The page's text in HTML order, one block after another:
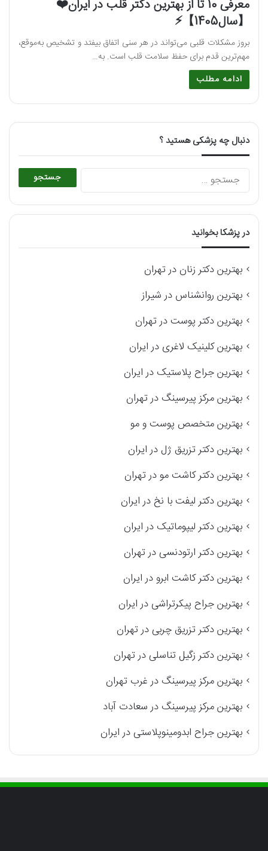
معرفی 10 تا از بهترین دکتر قلب در ایران❤️
【سال1405】⚡️
بروز مشکلات قلبی می‌تواند در هر سنی اتفاق بیفتد و تشخیص به‌موقع،
مهم‌ترین قدم برای حفظ سلامت قلب است. به…
ادامه مطلب
دنبال چه پزشکی هستید ؟
جستجو
در پزشکا بخوانید
بهترین دکتر زنان در تهران
بهترین روانشناس در شیراز
بهترین دکتر پوست در تهران
بهترین کلینیک لاغری در ایران
بهترین جراح پلاستیک در ایران
بهترین مرکز پیرسینگ در تهران
بهترین متخصص پوست و مو
بهترین دکتر تزریق ژل در ایران
بهترین دکتر کاشت مو در تهران
بهترین دکتر لیفت با نخ در ایران
بهترین دکتر لیپوماتیک در ایران
بهترین دکتر ارتودنسی در تهران
بهترین دکتر کاشت ابرو در ایران
بهترین جراح پیکرتراشی در ایران
بهترین دکتر تزریق چربی در تهران
بهترین دکتر زگیل تناسلی در تهران
بهترین مرکز پیرسینگ در غرب تهران
بهترین مرکز پیرسینگ در سعادت آباد
بهترین جراح ابدومینوپلاستی در ایران